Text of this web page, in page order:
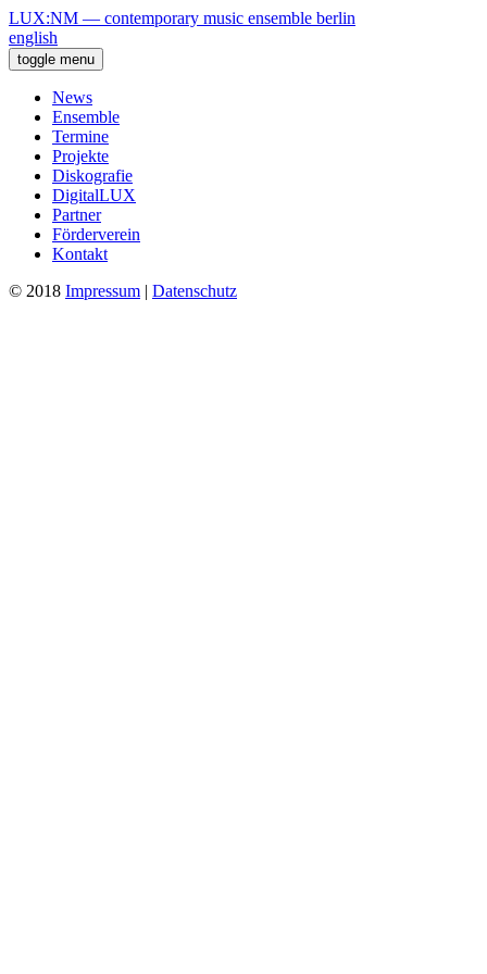
LUX:NM — contemporary music ensemble berlin
english
toggle menu
News
Ensemble
Termine
Projekte
Diskografie
DigitalLUX
Partner
Förderverein
Kontakt
© 2018 Impressum | Datenschutz